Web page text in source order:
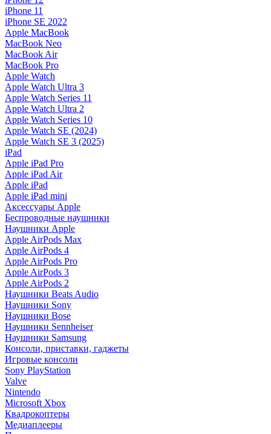
iPhone 11
iPhone SE 2022
Apple MacBook
MacBook Neo
MacBook Air
MacBook Pro
Apple Watch
Apple Watch Ultra 3
Apple Watch Series 11
Apple Watch Ultra 2
Apple Watch Series 10
Apple Watch SE (2024)
Apple Watch SE 3 (2025)
iPad
Apple iPad Pro
Apple iPad Air
Apple iPad
Apple iPad mini
Аксессуары Apple
Беспроводные наушники
Наушники Apple
Apple AirPods Max
Apple AirPods 4
Apple AirPods Pro
Apple AirPods 3
Apple AirPods 2
Наушники Beats Audio
Наушники Sony
Наушники Bose
Наушники Sennheiser
Наушники Samsung
Консоли, приставки, гаджеты
Игровые консоли
Sony PlayStation
Valve
Nintendo
Microsoft Xbox
Квадрокоптеры
Медиаплееры